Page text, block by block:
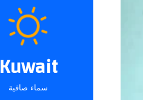
Kuwait
سماء صافية